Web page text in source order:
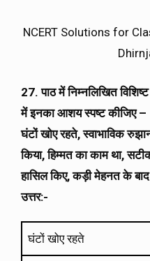
NCERT Solutions for
27. पाठ में निम्नलिखित
में इनका आशय स्पष्ट कीजिए –
घंटों खोए रहते, स्वाभाविक
किया, हिम्मत का काम था,
हासिल किए, कड़ी मेहनत के
उत्तर:-
घंटों खोए रहते